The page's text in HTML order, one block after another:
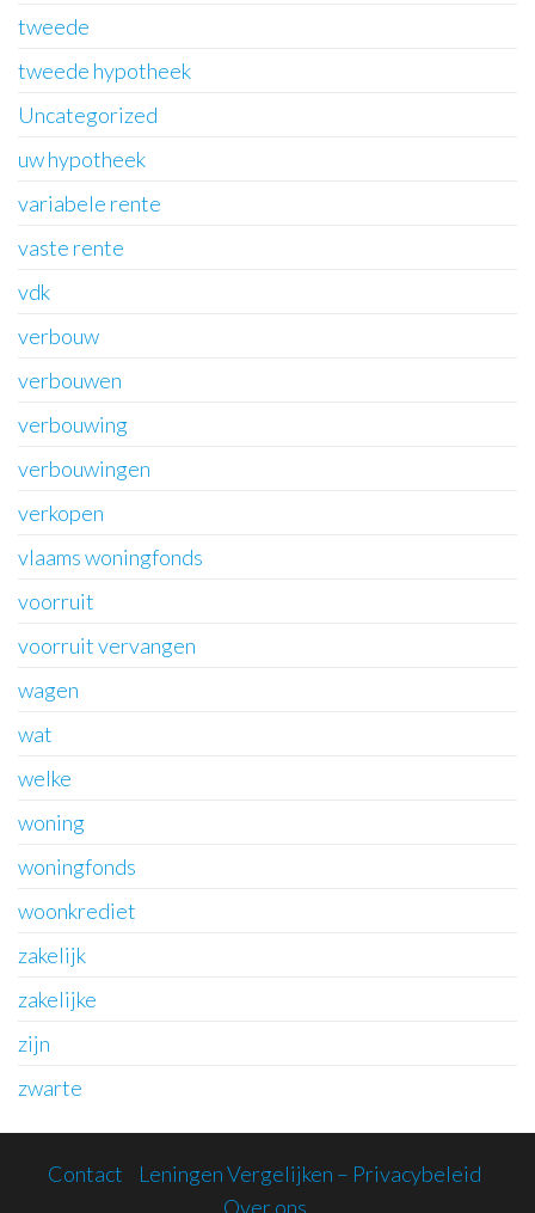
tweede
tweede hypotheek
Uncategorized
uw hypotheek
variabele rente
vaste rente
vdk
verbouw
verbouwen
verbouwing
verbouwingen
verkopen
vlaams woningfonds
voorruit
voorruit vervangen
wagen
wat
welke
woning
woningfonds
woonkrediet
zakelijk
zakelijke
zijn
zwarte
Contact
Leningen Vergelijken – Privacybeleid
Over ons